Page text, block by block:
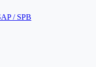
/ SPB